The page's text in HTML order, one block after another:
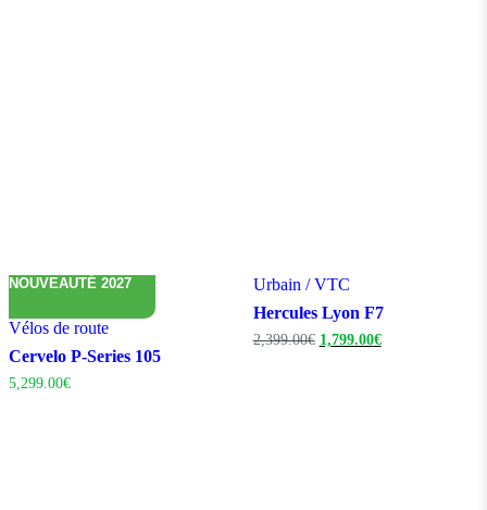
NOUVEAUTÉ 2027
Vélos de route
Cervelo P-Series 105
5,299.00€
Urbain / VTC
Hercules Lyon F7
2,399.00€ Le
1,799.00€Le